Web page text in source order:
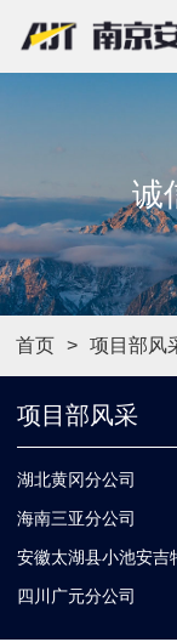
诚
首页 项目部风
项目部风采
湖北黄冈分公司
海南三亚分公司
安徽太湖县小池安吉
四川广元分公司